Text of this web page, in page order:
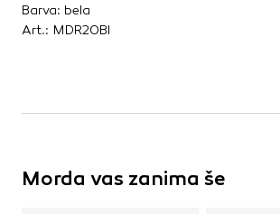
Barva: bela
Art.: MDR20BI
Morda vas zanima še